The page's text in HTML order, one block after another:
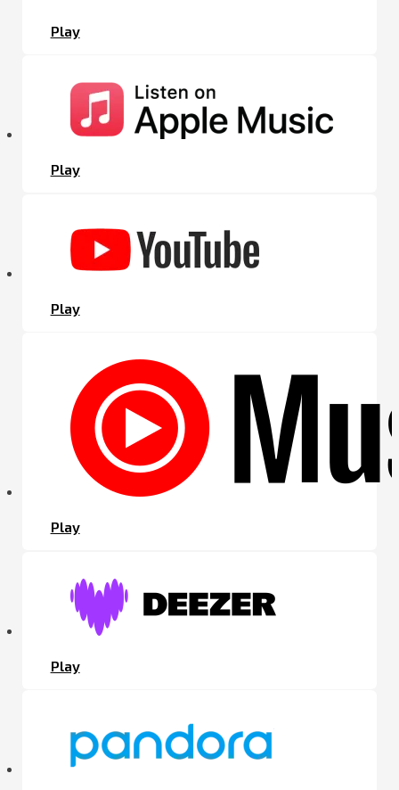
Play
Play
Play
Play
Play